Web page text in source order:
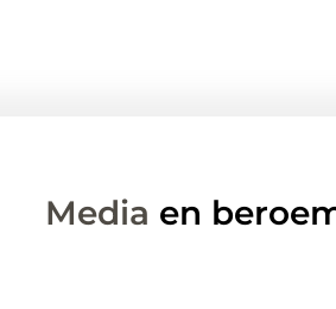
Media en